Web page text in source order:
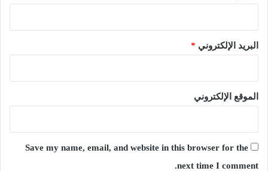
البريد الإلكتروني *
الموقع الإلكتروني
Save my name, email, and website in this browser for the
next time I comment.